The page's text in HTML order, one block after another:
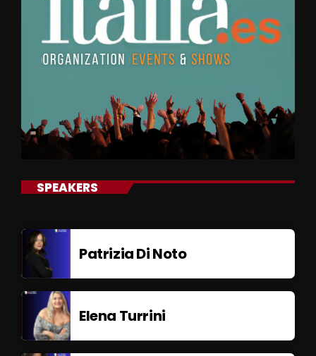
SPEAKERS
Patrizia Di Noto
Elena Turrini